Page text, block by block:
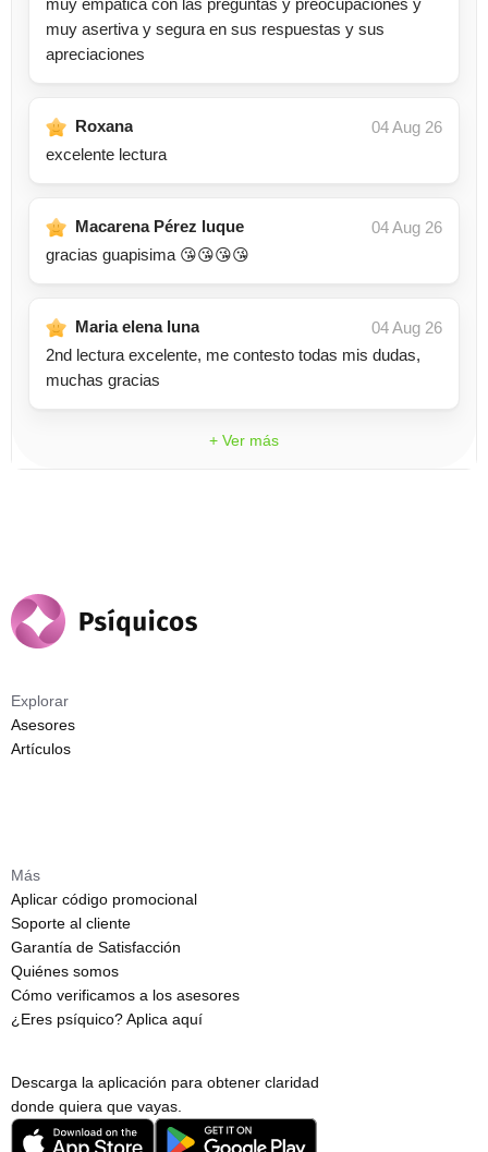
muy empática con las preguntas y preocupaciones y
muy asertiva y segura en sus respuestas y sus
apreciaciones
Roxana
04 Aug 26
excelente lectura
Macarena Pérez luque
04 Aug 26
gracias guapisima 😘😘😘😘
Maria elena luna
04 Aug 26
2nd lectura excelente, me contesto todas mis dudas,
muchas gracias
+ Ver más
Descarga la aplicación para obtener claridad
donde quiera que vayas.
Explorar
Asesores
Artículos
Más
Aplicar código promocional
Soporte al cliente
Garantía de Satisfacción
Quiénes somos
Cómo verificamos a los asesores
¿Eres psíquico? Aplica aquí